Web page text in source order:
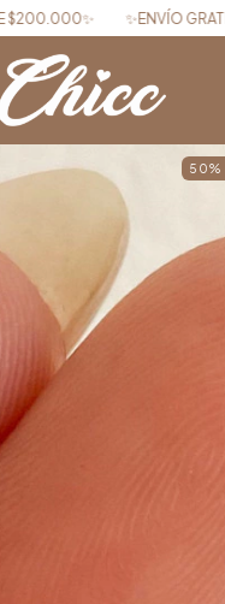
GRATIS DESDE $200.000✨
50%